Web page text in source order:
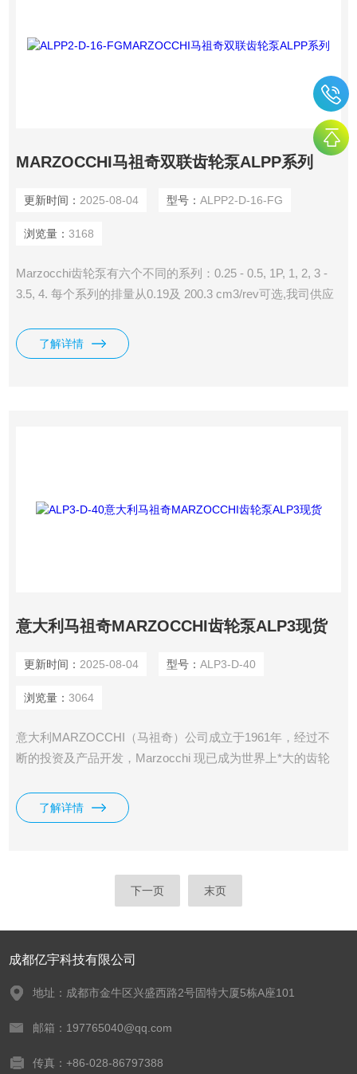
MARZOCCHI马祖奇双联齿轮泵ALPP系列
更新时间： 2025-08-04 型号： ALPP2-D-16-FG
浏览量： 3168
Marzocchi齿轮泵有六个不同的系列：0.25 - 0.5, 1P, 1, 2, 3 -
3.5, 4. 每个系列的排量从0.19及 200.3 cm3/rev可选,我司供应
了解详情
意大利马祖奇MARZOCCHI齿轮泵ALP3现货
更新时间： 2025-08-04 型号： ALP3-D-40
浏览量： 3064
意大利MARZOCCHI（马祖奇）公司成立于1961年，经过不
断的投资及产品开发，Marzocchi 现已成为世界上*大的齿轮
MARZOCCHI齿轮泵ALP3现货，低噪音，部件数量少，结构
简单，故效率高且寿命长。
了解详情
下一页 末页
成都亿宇科技有限公司
地址：成都市金牛区兴盛西路2号固特大厦5栋A座101
邮箱：197765040@qq.com
传真：+86-028-86797388